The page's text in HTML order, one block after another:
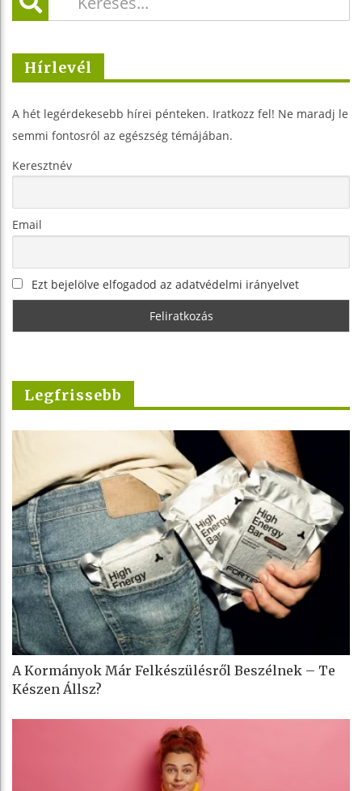
Hírlevél
A hét legérdekesebb hírei pénteken. Iratkozz fel! Ne maradj le
semmi fontosról az egészség témájában.
Keresztnév
Email
Ezt bejelölve elfogadod az adatvédelmi irányelvet
Legfrissebb
A Kormányok Már Felkészülésről Beszélnek – Te
Készen Állsz?